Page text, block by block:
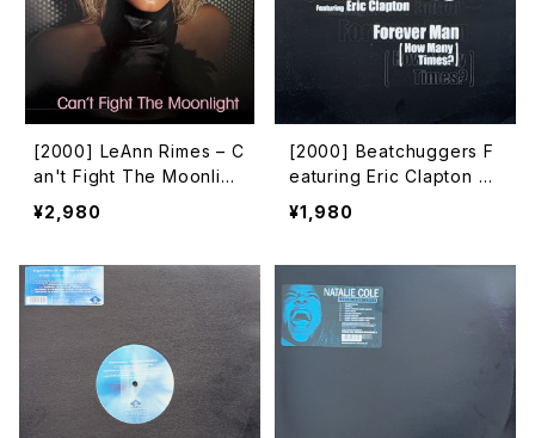
[2000] LeAnn Rimes – C
an't Fight The Moonligh
t [Curb Records][2枚組]
¥2,980
[2000] Beatchuggers F
eaturing Eric Clapton –
Forever Man (How Man
y Times?) [TIME]
¥1,980